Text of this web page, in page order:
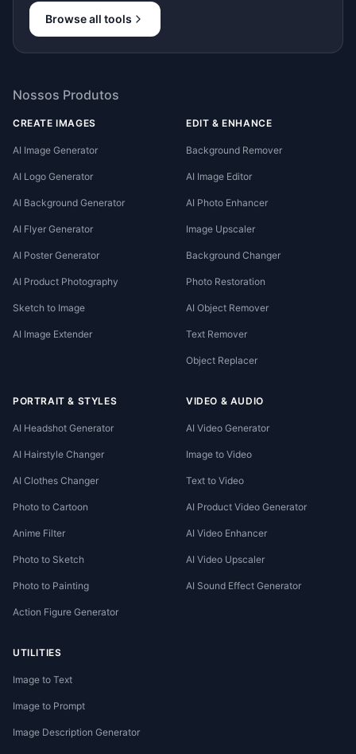
Browse all tools
Nossos Produtos
CREATE IMAGES
AI Image Generator
AI Logo Generator
AI Background Generator
AI Flyer Generator
AI Poster Generator
AI Product Photography
Sketch to Image
AI Image Extender
EDIT & ENHANCE
Background Remover
AI Image Editor
AI Photo Enhancer
Image Upscaler
Background Changer
Photo Restoration
AI Object Remover
Text Remover
Object Replacer
PORTRAIT & STYLES
AI Headshot Generator
AI Hairstyle Changer
AI Clothes Changer
Photo to Cartoon
Anime Filter
Photo to Sketch
Photo to Painting
Action Figure Generator
VIDEO & AUDIO
AI Video Generator
Image to Video
Text to Video
AI Product Video Generator
AI Video Enhancer
AI Video Upscaler
AI Sound Effect Generator
UTILITIES
Image to Text
Image to Prompt
Image Description Generator